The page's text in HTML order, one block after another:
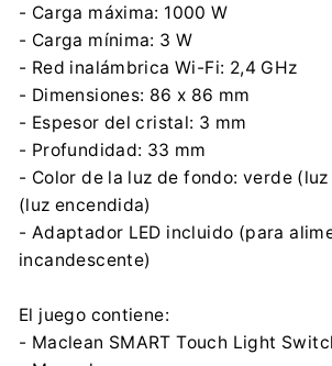
- Carga máxima: 1000 W
- Carga mínima: 3 W
- Red inalámbrica Wi-Fi: 2,4 GHz
- Dimensiones: 86 x 86 mm
- Espesor del cristal: 3 mm
- Profundidad: 33 mm
- Color de la luz de fondo: verde
(luz encendida)
- Adaptador LED incluido (para
incandescente)
El juego contiene:
- Maclean SMART Touch Light